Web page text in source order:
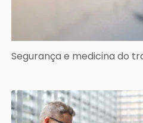
Segurança e medicina do